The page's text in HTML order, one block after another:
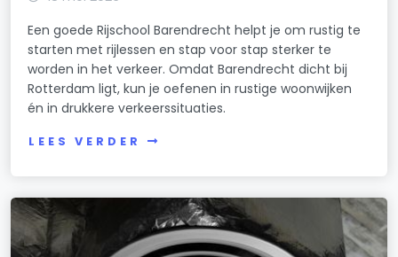
Een goede Rijschool Barendrecht helpt je om rustig te
starten met rijlessen en stap voor stap sterker te
worden in het verkeer. Omdat Barendrecht dicht bij
Rotterdam ligt, kun je oefenen in rustige woonwijken
én in drukkere verkeerssituaties.
LEES VERDER